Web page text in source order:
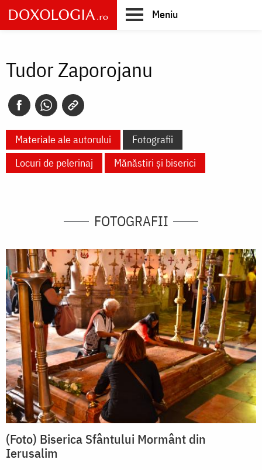
Skip
to
main
Meniu
Tudor Zaporojanu
Materiale ale autorului
Fotografii
Locuri de pelerinaj
Mănăstiri și biserici
FOTOGRAFII
(Foto) Biserica Sfântului Mormânt din
Ierusalim